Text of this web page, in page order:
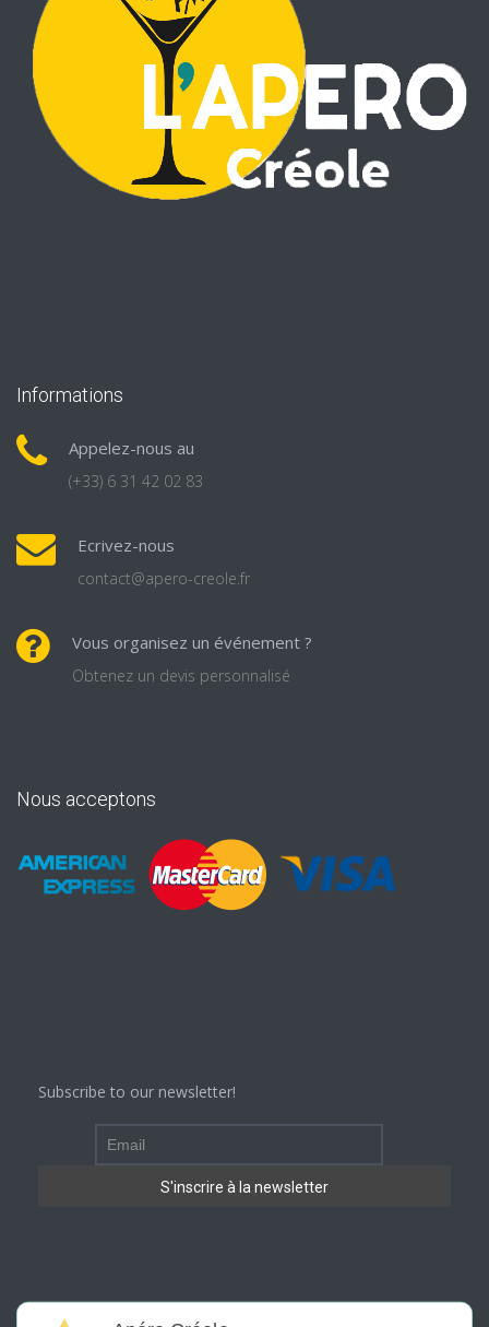
Informations
Appelez-nous au
(+33) 6 31 42 02 83
Ecrivez-nous
contact@apero-creole.fr
Vous organisez un événement ?
Obtenez un devis personnalisé
Nous acceptons
Subscribe to our newsletter!